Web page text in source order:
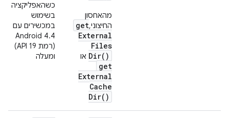
מהאחסון
החיצוני,get
External
Files
Dir( ) או
get
External
Cache
Dir( )
כשהאפליקציה
בשימוש
במכשירים עם
Android 4.4
(רמת API 19)
ומעלה